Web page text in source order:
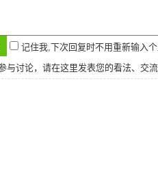
记住我,下次回复时不用重新输入
与讨论，请在这里发表您的看法、交流